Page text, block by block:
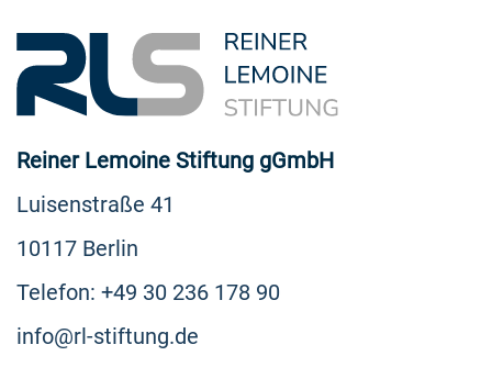
Reiner Lemoine Stiftung gGmbH
Luisenstraße 41
10117 Berlin
Telefon: +49 30 236 178 90
info@rl-stiftung.de